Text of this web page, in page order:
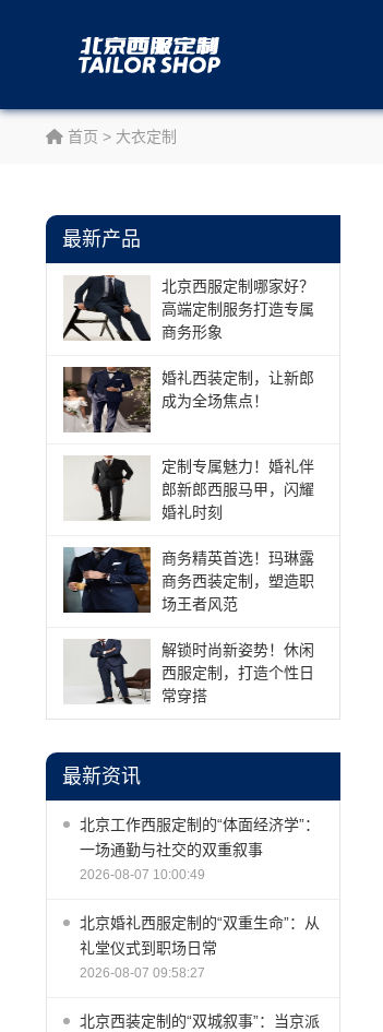
首页 > 大衣定制
最新产品
北京西服定制哪家好？
高端定制服务打造专属
商务形象
婚礼西装定制，让新郎
成为全场焦点！
定制专属魅力！婚礼伴
郎新郎西服马甲，闪耀
婚礼时刻
商务精英首选！玛琳露
商务西装定制，塑造职
场王者风范
解锁时尚新姿势！休闲
西服定制，打造个性日
常穿搭
最新资讯
北京工作西服定制的“体面经济学”：
一场通勤与社交的双重叙事
2026-08-07 10:00:49
北京婚礼西服定制的“双重生命”：从
礼堂仪式到职场日常
2026-08-07 09:58:27
北京西装定制的“双城叙事”：当京派